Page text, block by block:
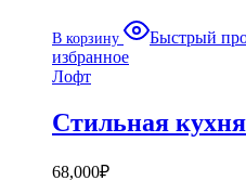
В корзину Быстрый
избранное
Лофт
Стильная
68,000₽